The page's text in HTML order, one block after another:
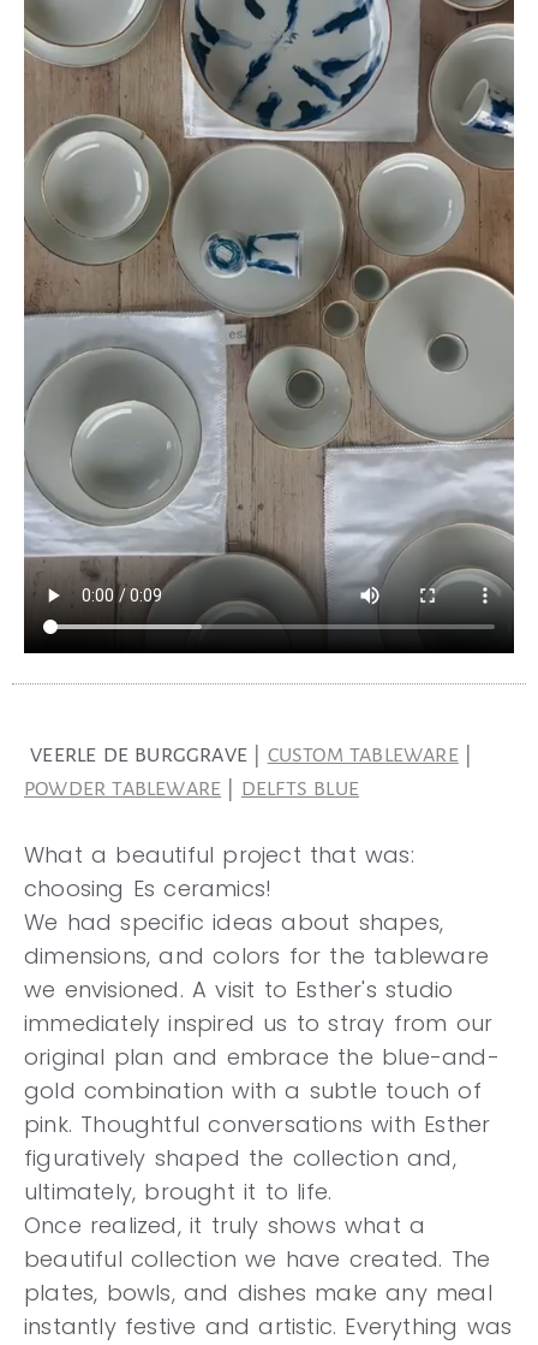
VEERLE DE BURGGRAVE | CUSTOM TABLEWARE
POWDER TABLEWARE
DELFTS BLUE
What a beautiful project that was:
choosing Es ceramics!
We had specific ideas about shapes,
dimensions, and colors for the tableware
we envisioned. A visit to Esther's studio
immediately inspired us to stray from our
original plan and embrace the blue-and-
gold combination with a subtle touch of
pink. Thoughtful conversations with Esther
figuratively shaped the collection and,
ultimately, brought it to life.
Once realized, it truly shows what a
beautiful collection we have created. The
plates, bowls, and dishes make any meal
instantly festive and artistic. Everything was